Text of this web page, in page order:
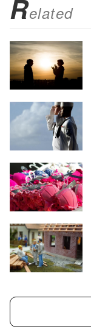
Related